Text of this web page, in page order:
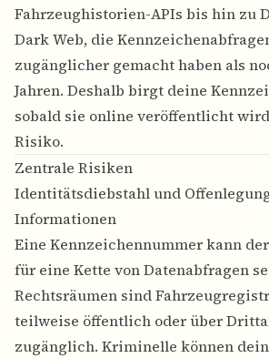
Fahrzeughistorien-APIs bis hin zu
Dark Web, die
zugänglicher gemacht haben als
Jahren. Deshalb birgt deine
sobald sie online veröffentlicht
Risiko.
Zentrale Risiken
Identitätsdiebstahl und
Informationen
Eine Kennzeichennummer kann
für eine Kette von Datenabfragen
Rechtsräumen sind
teilweise öffentlich oder über
zugänglich. Kriminelle können